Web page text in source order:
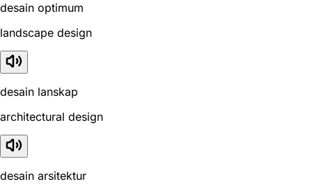
desain optimum
landscape design
desain lanskap
architectural design
desain arsitektur